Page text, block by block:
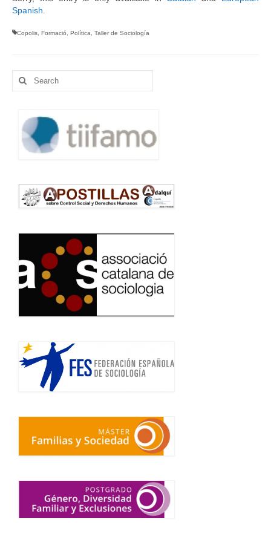
Spanish
Copolis Formació Política Taller de Sociología
Search
for: